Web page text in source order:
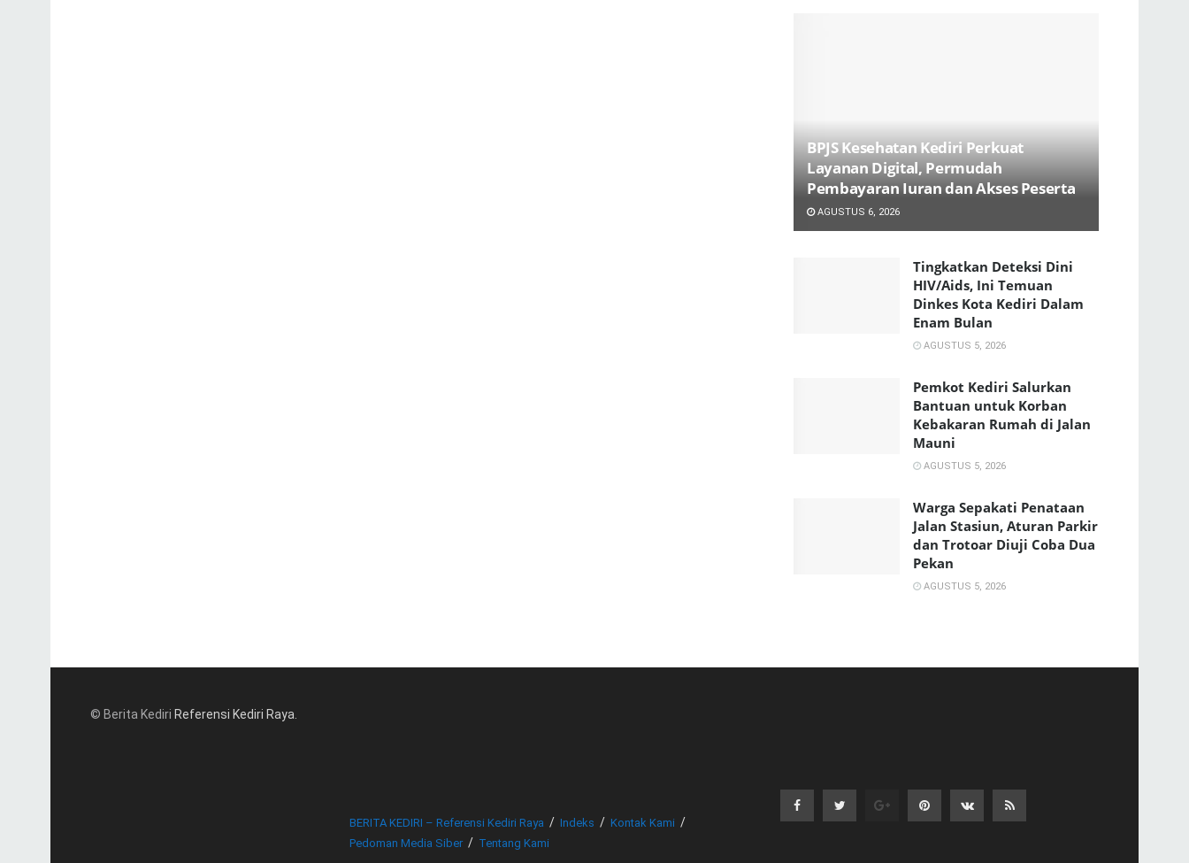
BPJS Kesehatan Kediri Perkuat
Layanan Digital, Permudah
Pembayaran Iuran dan Akses Peserta
AGUSTUS 6, 2026
Tingkatkan Deteksi Dini
HIV/Aids, Ini Temuan
Dinkes Kota Kediri Dalam
Enam Bulan
AGUSTUS 5, 2026
Pemkot Kediri Salurkan
Bantuan untuk Korban
Kebakaran Rumah di Jalan
Mauni
AGUSTUS 5, 2026
Warga Sepakati Penataan
Jalan Stasiun, Aturan Parkir
dan Trotoar Diuji Coba Dua
Pekan
AGUSTUS 5, 2026
© Berita Kediri Referensi Kediri Raya.
BERITA KEDIRI – Referensi Kediri Raya Indeks
Kontak Kami
Pedoman Media Siber
Tentang Kami